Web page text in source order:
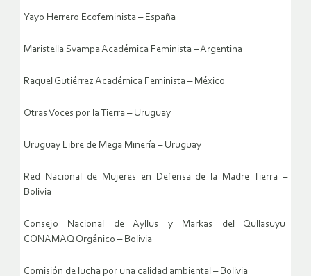
Yayo Herrero Ecofeminista – España
Maristella Svampa Académica Feminista – Argentina
Raquel Gutiérrez Académica Feminista – México
Otras Voces por la Tierra – Uruguay
Uruguay Libre de Mega Minería – Uruguay
Red Nacional de Mujeres en Defensa de la Madre Tierra –
Bolivia
Consejo Nacional de Ayllus y Markas del Qullasuyu
CONAMAQ Orgánico – Bolivia
Comisión de lucha por una calidad ambiental – Bolivia